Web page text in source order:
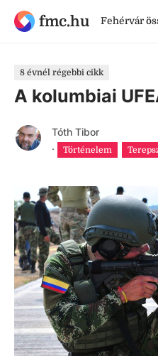
fmc.hu Fehérvár
8 évnél régebbi cikk
A kolumbiai
Tóth Tibor
·
Történelem